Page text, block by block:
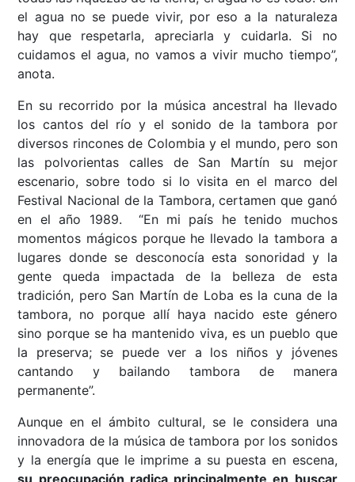
el agua no se puede vivir, por eso a la naturaleza
hay que respetarla, apreciarla y cuidarla. Si no
cuidamos el agua, no vamos a vivir mucho tiempo”,
anota.
En su recorrido por la música ancestral ha llevado
los cantos del río y el sonido de la tambora por
diversos rincones de Colombia y el mundo, pero son
las polvorientas calles de San Martín su mejor
escenario, sobre todo si lo visita en el marco del
Festival Nacional de la Tambora, certamen que ganó
en el año 1989. “En mi país he tenido muchos
momentos mágicos porque he llevado la tambora a
lugares donde se desconocía esta sonoridad y la
gente queda impactada de la belleza de esta
tradición, pero San Martín de Loba es la cuna de la
tambora, no porque allí haya nacido este género
sino porque se ha mantenido viva, es un pueblo que
la preserva; se puede ver a los niños y jóvenes
cantando y bailando tambora de manera
permanente”.
Aunque en el ámbito cultural, se le considera una
innovadora de la música de tambora por los sonidos
y la energía que le imprime a su puesta en escena,